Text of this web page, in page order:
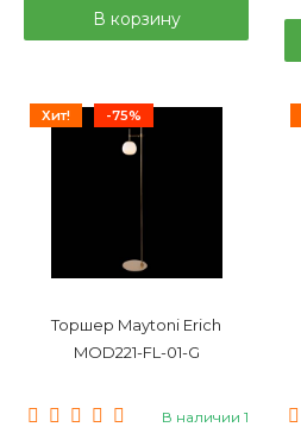
В корзину
Хит! -75%
Торшер Maytoni Erich
MOD221-FL-01-G
В наличии 1